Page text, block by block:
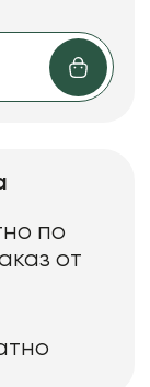
по
от